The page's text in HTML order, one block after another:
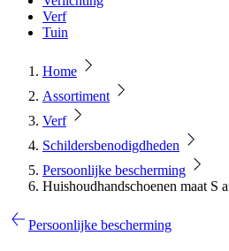
Verf
Tuin
Home
Assortiment
Verf
Schildersbenodigdheden
Persoonlijke bescherming
Huishoudhandschoenen maat S
Persoonlijke bescherming